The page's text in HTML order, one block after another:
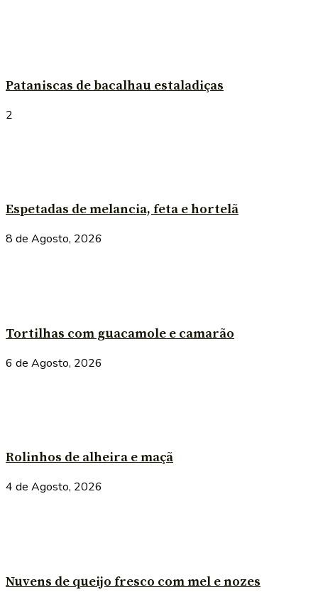
Pataniscas de bacalhau estaladiças
2
Espetadas de melancia, feta e hortelã
8 de Agosto, 2026
Tortilhas com guacamole e camarão
6 de Agosto, 2026
Rolinhos de alheira e maçã
4 de Agosto, 2026
Nuvens de queijo fresco com mel e nozes